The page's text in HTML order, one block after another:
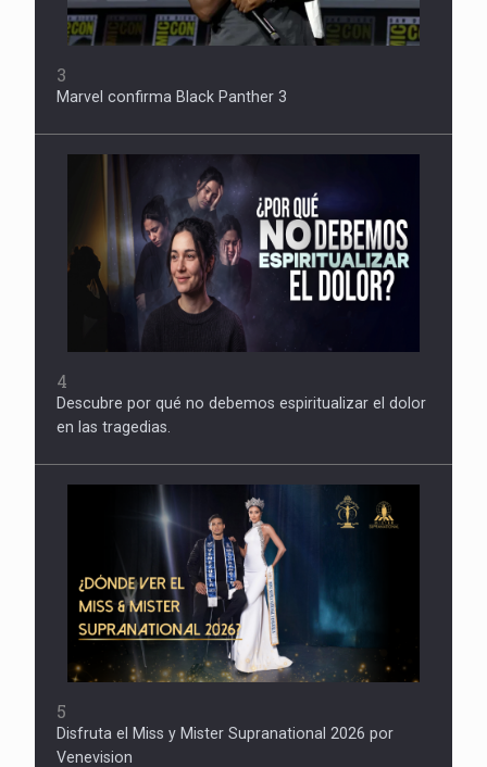
3
Marvel confirma Black Panther 3
4
Descubre por qué no debemos espiritualizar el dolor
en las tragedias.
5
Disfruta el Miss y Mister Supranational 2026 por
Venevision